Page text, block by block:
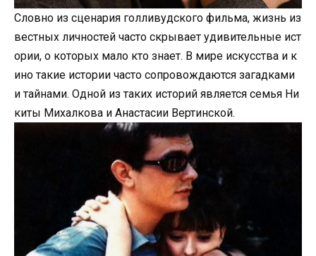
Словно из сценария голливудского фильма, жизнь из
вестных личностей часто скрывает удивительные ист
ории, о которых мало кто знает. В мире искусства и к
ино такие истории часто сопровождаются загадками
и тайнами. Одной из таких историй является семья Ни
киты Михалкова и Анастасии Вертинской.